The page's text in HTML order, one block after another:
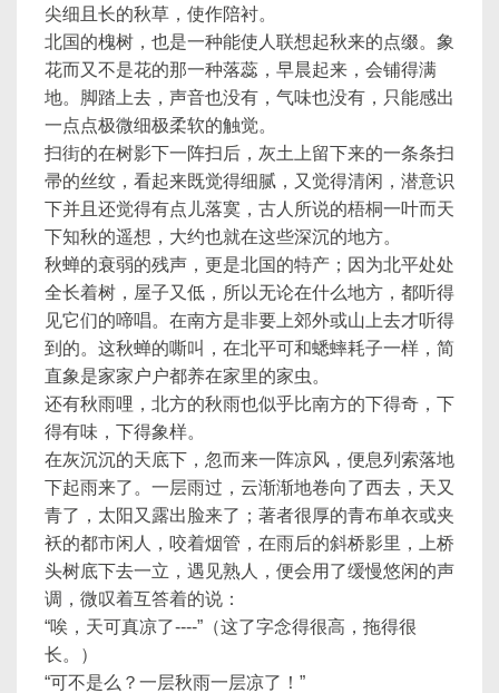
尖细且长的秋草，使作陪衬。
北国的槐树，也是一种能使人联想起秋来的点缀。象
花而又不是花的那一种落蕊，早晨起来，会铺得满
地。脚踏上去，声音也没有，气味也没有，只能感出
一点点极微细极柔软的触觉。
扫街的在树影下一阵扫后，灰土上留下来的一条条扫
帚的丝纹，看起来既觉得细腻，又觉得清闲，潜意识
下并且还觉得有点儿落寞，古人所说的梧桐一叶而天
下知秋的遥想，大约也就在这些深沉的地方。
秋蝉的衰弱的残声，更是北国的特产；因为北平处处
全长着树，屋子又低，所以无论在什么地方，都听得
见它们的啼唱。在南方是非要上郊外或山上去才听得
到的。这秋蝉的嘶叫，在北平可和蟋蟀耗子一样，简
直象是家家户户都养在家里的家虫。
还有秋雨哩，北方的秋雨也似乎比南方的下得奇，下
得有味，下得象样。
在灰沉沉的天底下，忽而来一阵凉风，便息列索落地
下起雨来了。一层雨过，云渐渐地卷向了西去，天又
青了，太阳又露出脸来了；著者很厚的青布单衣或夹
袄的都市闲人，咬着烟管，在雨后的斜桥影里，上桥
头树底下去一立，遇见熟人，便会用了缓慢悠闲的声
调，微叹着互答着的说：
“唉，天可真凉了----”（这了字念得很高，拖得很
长。）
“可不是么？一层秋雨一层凉了！”